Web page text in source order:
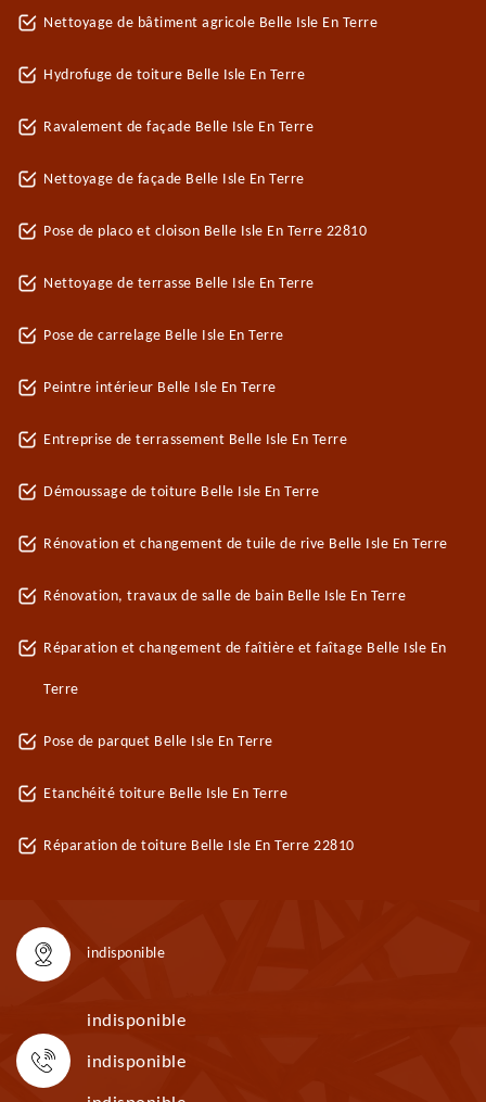
Nettoyage de bâtiment agricole Belle Isle En Terre
Hydrofuge de toiture Belle Isle En Terre
Ravalement de façade Belle Isle En Terre
Nettoyage de façade Belle Isle En Terre
Pose de placo et cloison Belle Isle En Terre 22810
Nettoyage de terrasse Belle Isle En Terre
Pose de carrelage Belle Isle En Terre
Peintre intérieur Belle Isle En Terre
Entreprise de terrassement Belle Isle En Terre
Démoussage de toiture Belle Isle En Terre
Rénovation et changement de tuile de rive Belle Isle En Terre
Rénovation, travaux de salle de bain Belle Isle En Terre
Réparation et changement de faîtière et faîtage Belle Isle En
Terre
Pose de parquet Belle Isle En Terre
Etanchéité toiture Belle Isle En Terre
Réparation de toiture Belle Isle En Terre 22810
indisponible
indisponible
indisponible